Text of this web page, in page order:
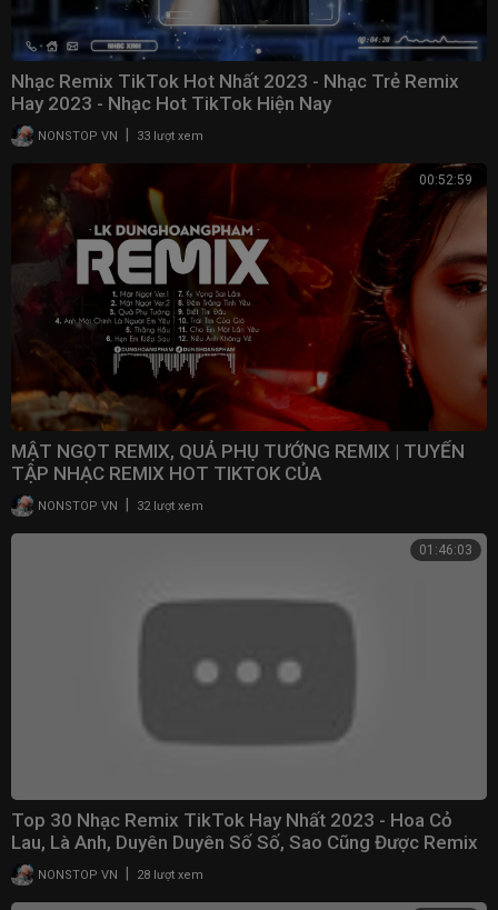
Nhạc Remix TikTok Hot Nhất 2023 - Nhạc Trẻ Remix
Hay 2023 - Nhạc Hot TikTok Hiện Nay
NONSTOP VN 33 lượt xem
00:52:59
MẬT NGỌT REMIX, QUẢ PHỤ TƯỚNG REMIX | TUYỂN
TẬP NHẠC REMIX HOT TIKTOK CỦA
DUNGHOANGPHAM
NONSTOP VN | 32 lượt xem
01:46:03
Top 30 Nhạc Remix TikTok Hay Nhất 2023 - Hoa Cỏ
Lau, Là Anh, Duyên Duyên Số Số, Sao Cũng Được Remix
NONSTOP VN 28 lượt xem